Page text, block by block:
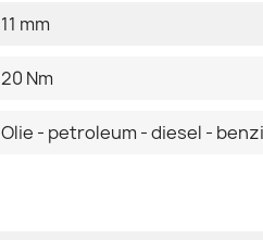
11 mm
20 Nm
Olie - petroleum - diesel -